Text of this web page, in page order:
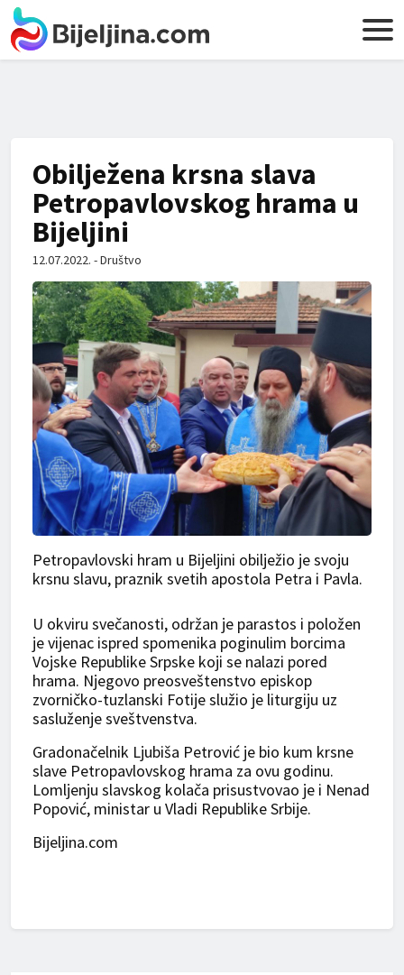
Obilježena krsna slava
Petropavlovskog hrama u
Bijeljini
12.07.2022. - Društvo
Petropavlovski hram u Bijeljini obilježio je svoju
krsnu slavu, praznik svetih apostola Petra i Pavla.
U okviru svečanosti, održan je parastos i položen
je vijenac ispred spomenika poginulim borcima
Vojske Republike Srpske koji se nalazi pored
hrama. Njegovo preosveštenstvo episkop
zvorničko-tuzlanski Fotije služio je liturgiju uz
sasluženje sveštvenstva.
Gradonačelnik Ljubiša Petrović je bio kum krsne
slave Petropavlovskog hrama za ovu godinu.
Lomljenju slavskog kolača prisustvovao je i Nenad
Popović, ministar u Vladi Republike Srbije.
Bijeljina.com